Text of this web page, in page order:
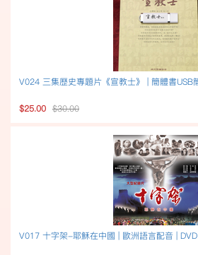
V024 三集歷史專題片《宣教士》 | 簡體書USB
$25.00 $30.00
V017 十字架-耶穌在中國 | 歐洲語言配音 | DVD